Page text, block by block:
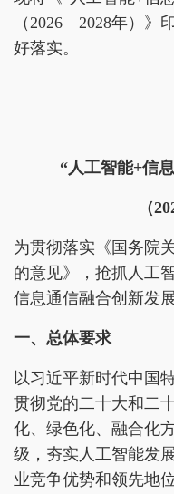
（2026—2028年）》
好落实。
“人工智能+信
（
为贯彻落实《国务院
的意见》，抢抓人工
信息通信融合创新发
一、总体要求
以习近平新时代中国
贯彻党的二十大和二
化、绿色化、融合化
级，夯实人工智能发
业竞争优势和领先地